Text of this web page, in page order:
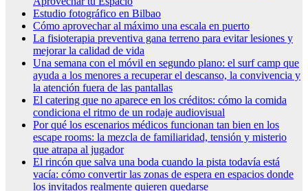
Estudio fotográfico en Bilbao
Cómo aprovechar al máximo una escala en puerto
La fisioterapia preventiva gana terreno para evitar lesiones y
mejorar la calidad de vida
Una semana con el móvil en segundo plano: el surf camp que
ayuda a los menores a recuperar el descanso, la convivencia y
la atención fuera de las pantallas
El catering que no aparece en los créditos: cómo la comida
condiciona el ritmo de un rodaje audiovisual
Por qué los escenarios médicos funcionan tan bien en los
escape rooms: la mezcla de familiaridad, tensión y misterio
que atrapa al jugador
El rincón que salva una boda cuando la pista todavía está
vacía: cómo convertir las zonas de espera en espacios donde
los invitados realmente quieren quedarse